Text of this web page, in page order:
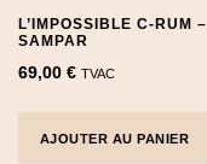
L’IMPOSSIBLE C-RUM –
SAMPAR
69,00 € TVAC
AJOUTER AU PANIER